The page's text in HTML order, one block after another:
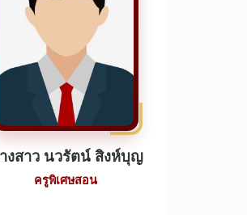
งสาว นวรัตน์ สิงห์บุญ
ครูพิเศษสอน